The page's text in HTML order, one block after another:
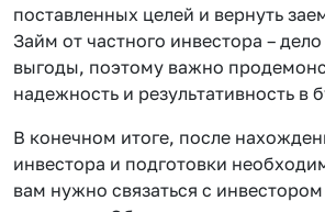
поставленных целей и вернуть
Займ от частного инвестора –
выгоды, поэтому важно
надежность и результативность в
В конечном итоге, после
инвестора и подготовки
вам нужно связаться с